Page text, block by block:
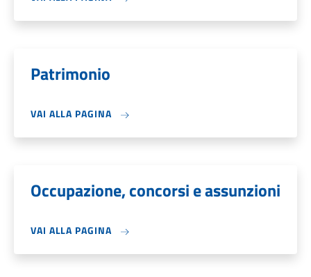
Patrimonio
VAI ALLA PAGINA
Occupazione, concorsi e assunzioni
VAI ALLA PAGINA